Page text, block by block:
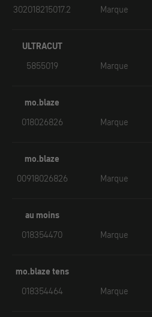
302018215017.2
Marque
ULTRACUT
5855019
Marque
mo.blaze
018026826
Marque
mo.blaze
00918026826
Marque
au moins
018354470
Marque
mo.blaze tens
018354464
Marque